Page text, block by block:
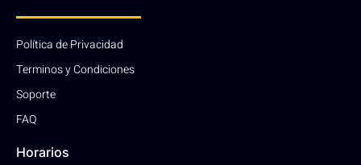
Política de Privacidad
Terminos y Condiciones
Soporte
FAQ
Horarios